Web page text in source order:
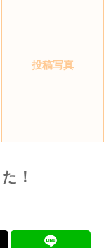
投稿写真
！